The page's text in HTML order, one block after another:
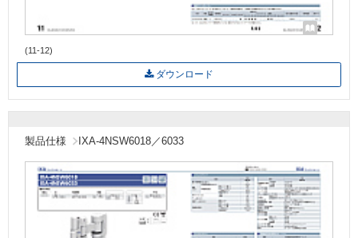
(11-12)
ダウンロード
製品仕様 IXA-4NSW6018／6033